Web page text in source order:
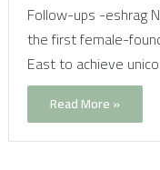
Follow-ups -eshrag
the first female-
East to achieve
Read More »